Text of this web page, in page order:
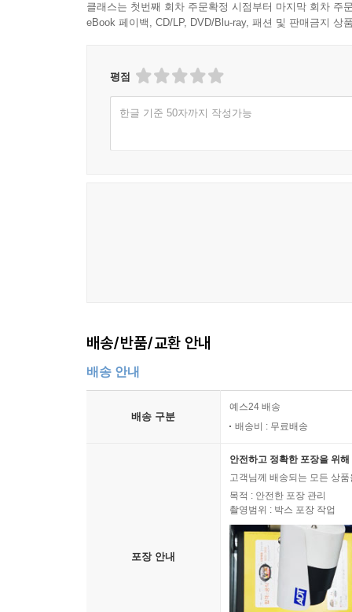
클래스는 첫번째 회차 주문확정 시점부터 마지막 회차 주
eBook 페이백, CD/LP, DVD/Blu-ray, 패션 및 판매금지 상
평점
한글 기준 50자까지 작성가능
배송/반품/교환 안내
배송 안내
배송 구분
예스24 배송
배송비 : 무료배송
포장 안내
안전하고 정확한 포장을 위
고객님께 배송되는 모든 상
목적 : 안전한 포장 관리
촬영범위 : 박스 포장 작업